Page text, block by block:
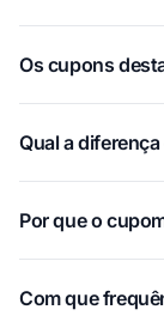
Os cupons
Qual a
Por que o
Com que